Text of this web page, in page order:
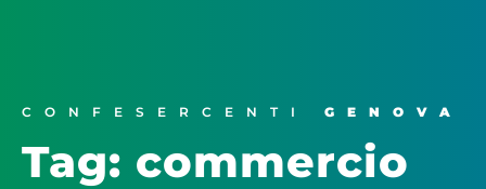
CONFESERCENTI GENOVA
Tag: commercio